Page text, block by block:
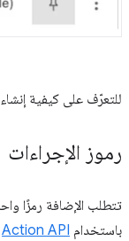
للتعرّف على كيفية
رموز الإجراءات
تتطلب الإضافة رمزًا
باستخدام Action API